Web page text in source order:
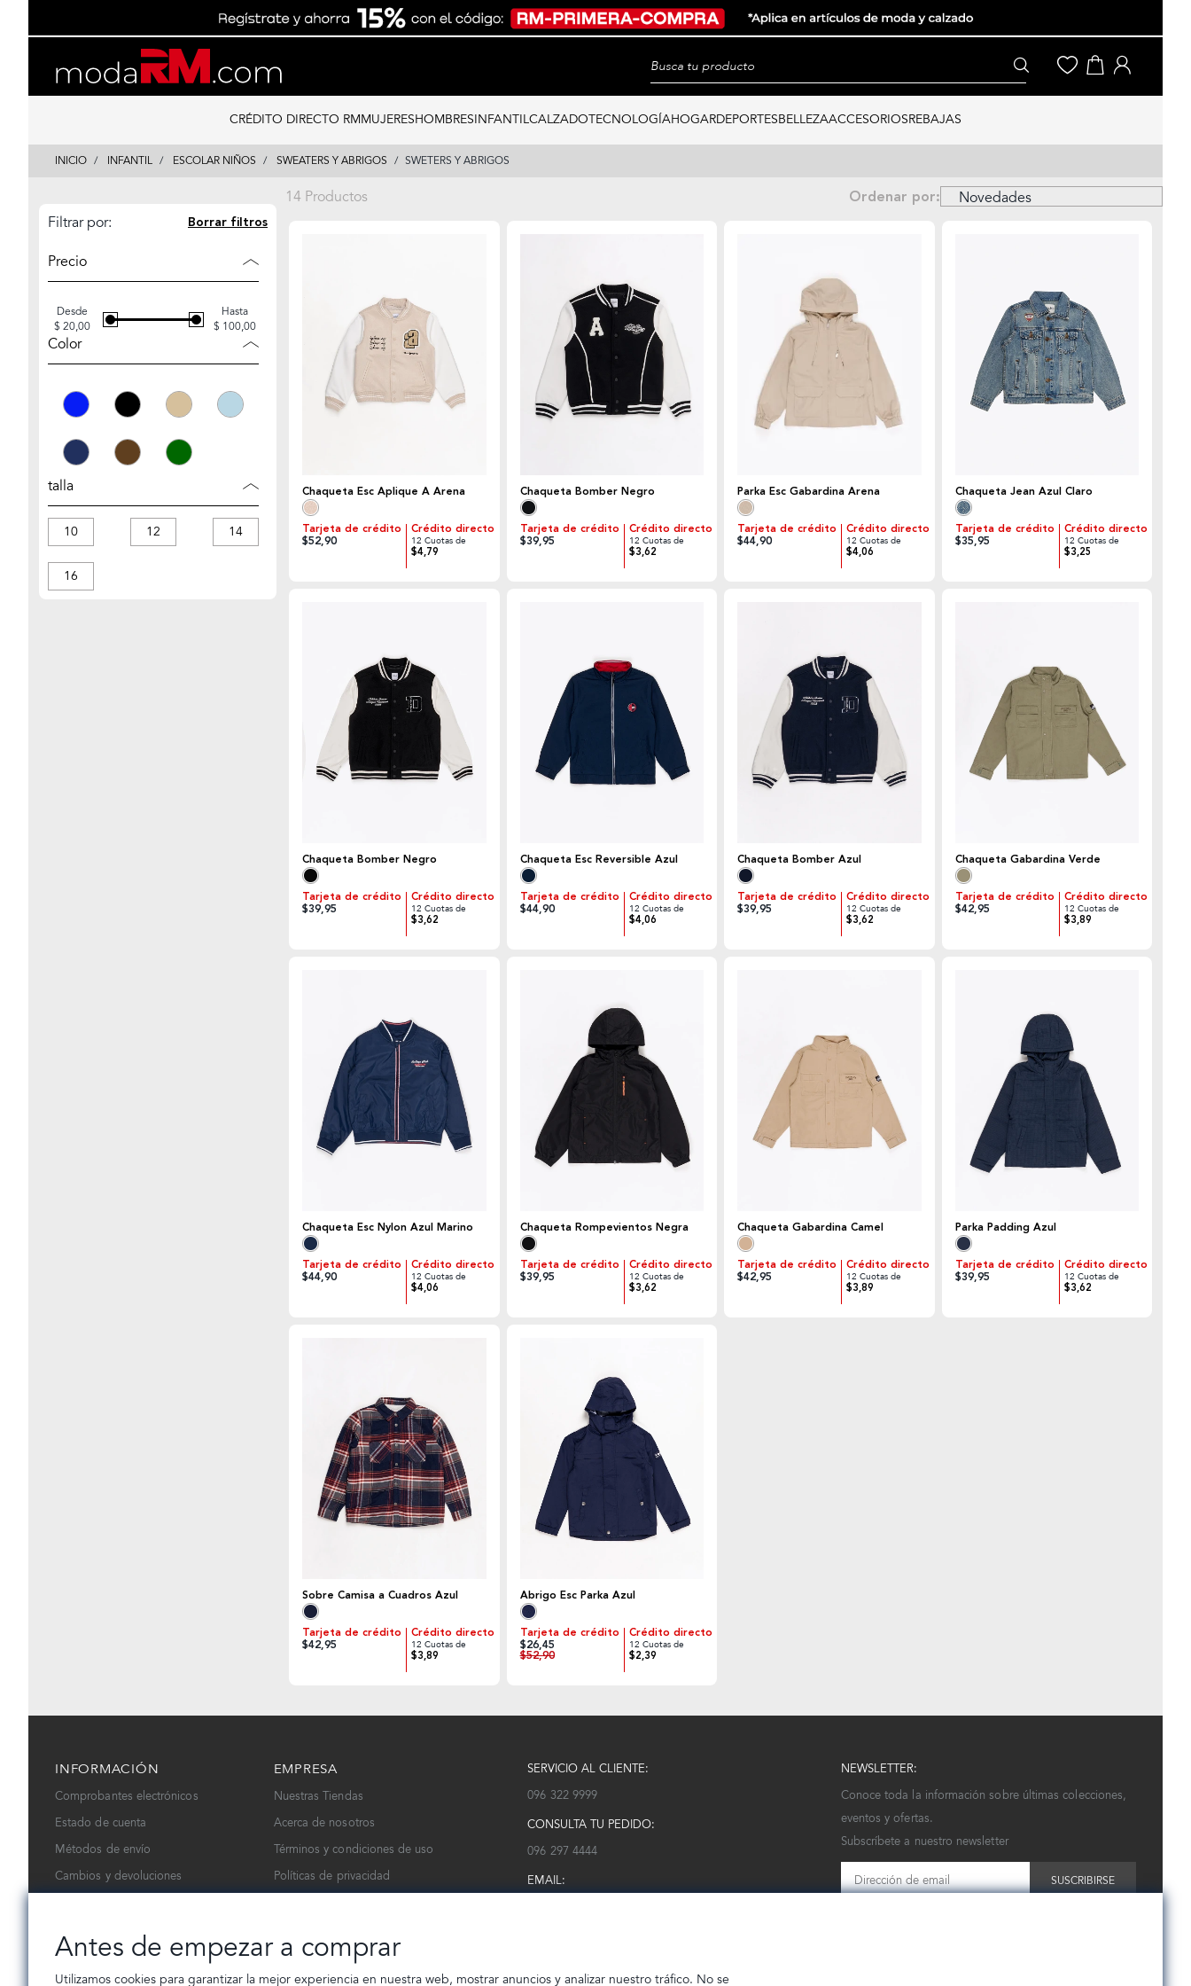
content
navigation
CRÉDITO DIRECTO RMMUJERESHOMBRESINFANTILCALZADOTECNOLOGÍAHOGARDEPORTESBELLEZAACCESORIOSREBAJAS
INICIO INFANTIL ESCOLAR NIÑOS SWEATERS Y ABRIGOS SWETERS Y ABRIGOS
Filtrar por: Borrar filtros
Precio
Desde
$ 20,00
Hasta
$ 100,00
Color
talla
10 12 14
16
Ordenar por:
14 Productos
Chaqueta Esc Aplique A Arena
Tarjeta de crédito
$52,90
Crédito directo
12 Cuotas de
$4,79
Chaqueta Bomber Negro
Tarjeta de crédito
$39,95
Crédito directo
12 Cuotas de
$3,62
Parka Esc Gabardina Arena
Tarjeta de crédito
$44,90
Crédito directo
12 Cuotas de
$4,06
Chaqueta Jean Azul Claro
Tarjeta de crédito
$35,95
Crédito directo
12 Cuotas de
$3,25
Chaqueta Bomber Negro
Tarjeta de crédito
$39,95
Crédito directo
12 Cuotas de
$3,62
Chaqueta Esc Reversible Azul
Tarjeta de crédito
$44,90
Crédito directo
12 Cuotas de
$4,06
Chaqueta Bomber Azul
Tarjeta de crédito
$39,95
Crédito directo
12 Cuotas de
$3,62
Chaqueta Gabardina Verde
Tarjeta de crédito
$42,95
Crédito directo
12 Cuotas de
$3,89
Chaqueta Esc Nylon Azul Marino
Tarjeta de crédito
$44,90
Crédito directo
12 Cuotas de
$4,06
Chaqueta Rompevientos Negra
Tarjeta de crédito
$39,95
Crédito directo
12 Cuotas de
$3,62
Chaqueta Gabardina Camel
Tarjeta de crédito
$42,95
Crédito directo
12 Cuotas de
$3,89
Parka Padding Azul
Tarjeta de crédito
$39,95
Crédito directo
12 Cuotas de
$3,62
Sobre Camisa a Cuadros Azul
Tarjeta de crédito
$42,95
Crédito directo
12 Cuotas de
$3,89
Abrigo Esc Parka Azul
Tarjeta de crédito
$26,45
$52,90
Crédito directo
12 Cuotas de
$2,39
INFORMACIÓN
Comprobantes electrónicos
Estado de cuenta
Métodos de envío
Cambios y devoluciones
EMPRESA
Nuestras Tiendas
Acerca de nosotros
Términos y condiciones de uso
Políticas de privacidad
SERVICIO AL CLIENTE:
096 322 9999
CONSULTA TU PEDIDO:
096 297 4444
EMAIL:
NEWSLETTER:
Conoce toda la información sobre últimas colecciones,
eventos y ofertas.
Subscríbete a nuestro newsletter
SUSCRIBIRSE
Antes de empezar a comprar
Utilizamos cookies para garantizar la mejor experiencia en nuestra web, mostrar anuncios y analizar nuestro tráfico. No se